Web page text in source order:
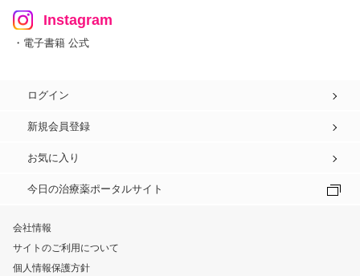
Instagram
・電子書籍 公式
ログイン
新規会員登録
お気に入り
今日の治療薬ポータルサイト
会社情報
サイトのご利用について
個人情報保護方針